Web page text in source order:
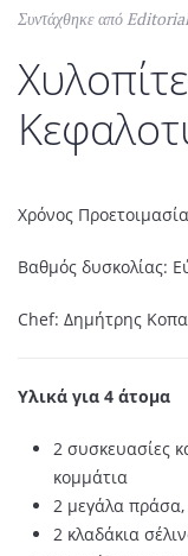
Συντάχθηκε από
Χρόνος
Βαθμός δυσκολίας:
Chef: Δημήτρης
Υλικά για 4 άτομα
2 συσκευασίες
κομμάτια
2 μεγάλα
2 κλαδάκια